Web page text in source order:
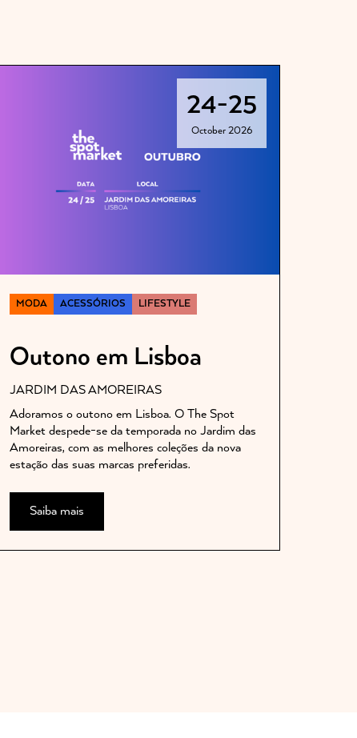
24-25
October 2026
MODA ACESSÓRIOS LIFESTYLE
Outono em Lisboa
JARDIM DAS AMOREIRAS
Adoramos o outono em Lisboa. O The Spot
Market despede-se da temporada no Jardim das
Amoreiras, com as melhores coleções da nova
estação das suas marcas preferidas.
Saiba mais